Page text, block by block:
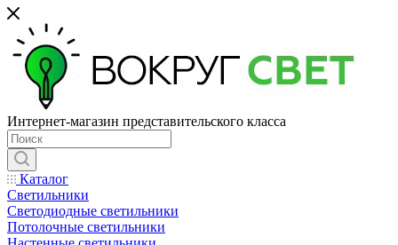
Интернет-магазин представительского класса
Каталог
Светильники
Светодиодные светильники
Потолочные светильники